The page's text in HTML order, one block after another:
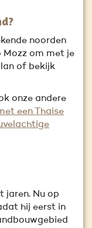
noorden
Mozz om met je
of bekijk
onze andere
een Thaise
jaren. Nu op
hij eerst in